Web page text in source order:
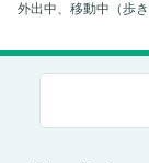
外出中、移動中（歩